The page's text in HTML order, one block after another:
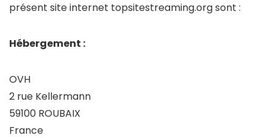
présent site internet topsitestreaming.org sont :
Hébergement :
OVH
2 rue Kellermann
59100 ROUBAIX
France